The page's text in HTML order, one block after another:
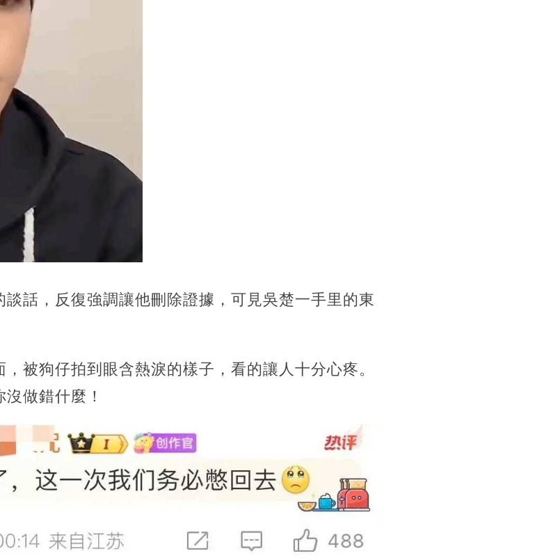
話，反復強調讓他刪除證據，可見吳楚一手里的東
被狗仔拍到眼含熱淚的樣子，看的讓人十分心疼。
做錯什麼！